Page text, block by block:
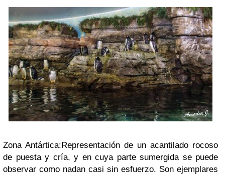
Zona Antártica:Representación de un acantilado rocoso
de puesta y cría, y en cuya parte sumergida se puede
observar como nadan casi sin esfuerzo. Son ejemplares